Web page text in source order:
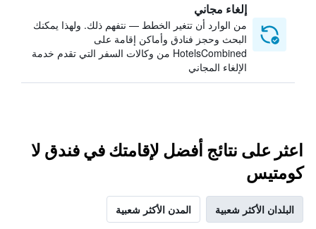
إلغاء مجاني
من الوارد أن تتغير الخطط — نتفهم ذلك. ولهذا يمكنك
البحث وحجز فنادق وأماكن إقامة على
HotelsCombined من وكالات السفر التي تقدم خدمة
الإلغاء المجاني
اعثر على نتائج أفضل لإقامتك في فندق لا
كومتيس
البلدان الأكثر شعبية المدن الأكثر شعبية